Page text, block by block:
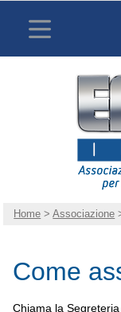
Home >Associazione
Come
Chiama la